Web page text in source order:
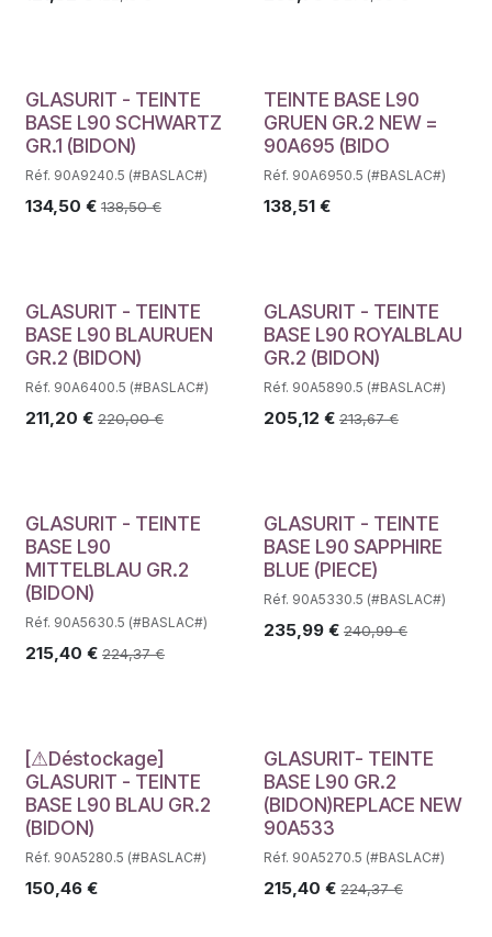
GLASURIT - TEINTE
BASE L90 SCHWARTZ
GR.1 (BIDON)
Réf. 90A9240.5 (#BASLAC#)
134,50 € 138,50€
Déstockage
TEINTE BASE L90
GRUEN GR.2 NEW =
90A695 (BIDO
Réf. 90A6950.5 (#BASLAC#)
138,51€
GLASURIT - TEINTE
BASE L90 BLAURUEN
GR.2 (BIDON)
Réf. 90A6400.5 (#BASLAC#)
211,20 € 220,00€
GLASURIT - TEINTE
BASE L90 ROYALBLAU
GR.2 (BIDON)
Réf. 90A5890.5 (#BASLAC#)
205,12 € 213,67€
GLASURIT - TEINTE
BASE L90
MITTELBLAU GR.2
(BIDON)
Réf. 90A5630.5 (#BASLAC#)
215,40 € 224,37€
GLASURIT - TEINTE
BASE L90 SAPPHIRE
BLUE (PIECE)
Réf. 90A5330.5 (#BASLAC#)
235,99€ 240,99€
Déstockage
[⚠Déstockage]
GLASURIT - TEINTE
BASE L90 BLAU GR.2
(BIDON)
Réf. 90A5280.5 (#BASLAC#)
150,46 €
GLASURIT- TEINTE
BASE L90 GR.2
(BIDON)REPLACE NEW
90A533
Réf. 90A5270.5 (#BASLAC#)
215,40 € 224,37€